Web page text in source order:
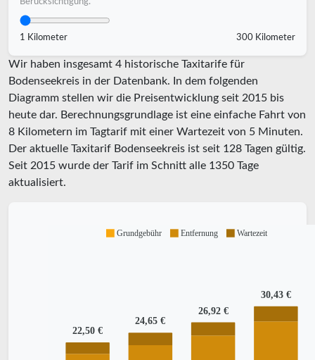
1 Kilometer 300 Kilometer
Wir haben insgesamt 4 historische Taxitarife für
Bodenseekreis in der Datenbank. In dem folgenden
Diagramm stellen wir die Preisentwicklung seit 2015 bis
heute dar. Berechnungsgrundlage ist eine einfache Fahrt von
8 Kilometern im Tagtarif mit einer Wartezeit von 5 Minuten.
Der aktuelle Taxitarif Bodenseekreis ist seit 128 Tagen gültig.
Seit 2015 wurde der Tarif im Schnitt alle 1350 Tage
aktualisiert.
22,50 €
24,65 €
26,92 €
30,43 €
Grundgebühr Entfernung Wartezeit